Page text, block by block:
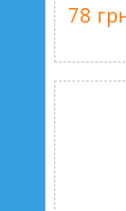
78